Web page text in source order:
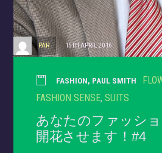
PAR 15TH APRIL 2016
FASHION, PAUL SMITH
FASHION SENSE, SUITS
あなたのファッショ
開花させます！#4